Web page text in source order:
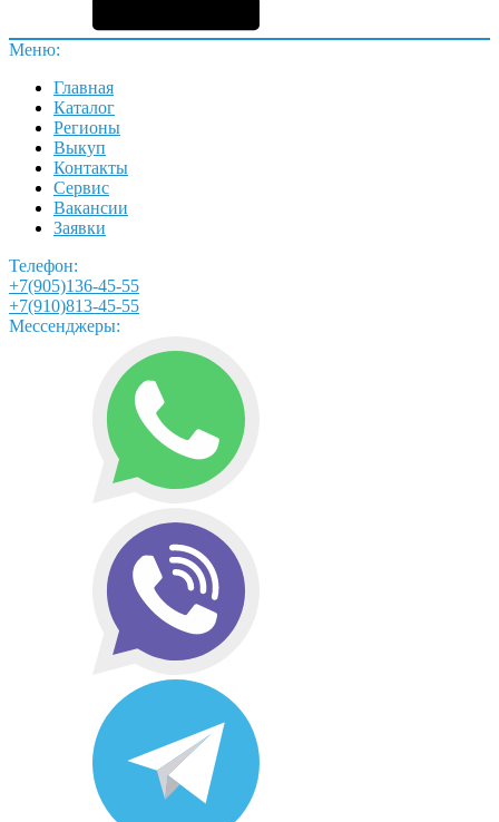
Меню:
Главная
Каталог
Регионы
Выкуп
Контакты
Сервис
Вакансии
Заявки
Телефон:
+7(905)136-45-55
+7(910)813-45-55
Мессенджеры: